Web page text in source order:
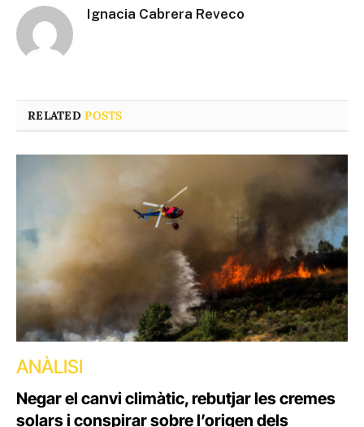
Ignacia Cabrera Reveco
RELATEDPOSTS
ANÀLISI
Negar el canvi climàtic, rebutjar les cremes
solars i conspirar sobre l’origen dels